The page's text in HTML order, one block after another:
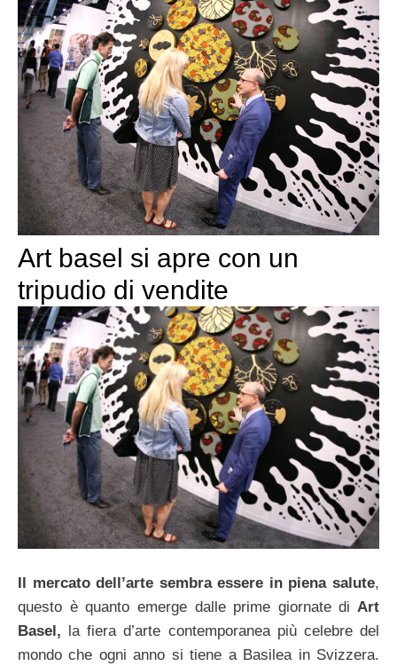
Art basel si apre con un
tripudio di vendite
Il mercato dell’arte sembra essere in piena salute,
questo è quanto emerge dalle prime giornate di Art
Basel, la fiera d’arte contemporanea più celebre del
mondo che ogni anno si tiene a Basilea in Svizzera.